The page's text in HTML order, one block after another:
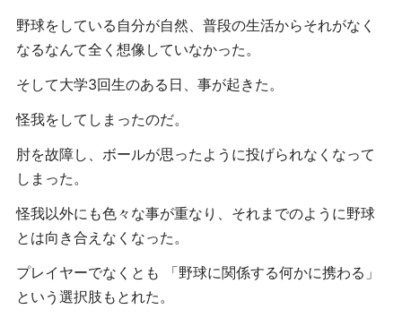
野球をしている自分が自然、普段の生活からそれがなく
なるなんて全く想像していなかった。
そして大学3回生のある日、事が起きた。
怪我をしてしまったのだ。
肘を故障し、ボールが思ったように投げられなくなって
しまった。
怪我以外にも色々な事が重なり、それまでのように野球
とは向き合えなくなった。
プレイヤーでなくとも 「野球に関係する何かに携わる」
という選択肢もとれた。